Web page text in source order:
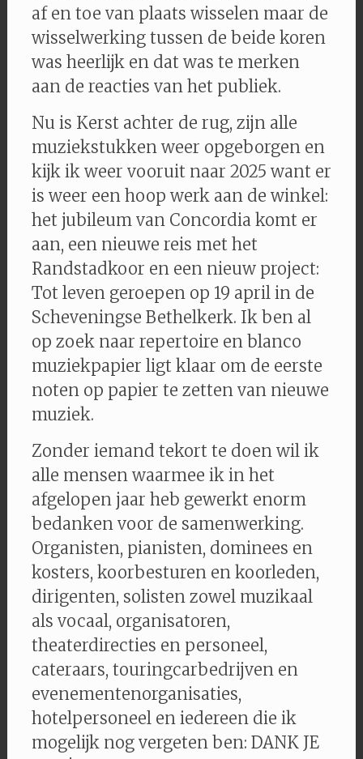
af en toe van plaats wisselen maar de
wisselwerking tussen de beide koren
was heerlijk en dat was te merken
aan de reacties van het publiek.
Nu is Kerst achter de rug, zijn alle
muziekstukken weer opgeborgen en
kijk ik weer vooruit naar 2025 want er
is weer een hoop werk aan de winkel:
het jubileum van Concordia komt er
aan, een nieuwe reis met het
Randstadkoor en een nieuw project:
Tot leven geroepen op 19 april in de
Scheveningse Bethelkerk. Ik ben al
op zoek naar repertoire en blanco
muziekpapier ligt klaar om de eerste
noten op papier te zetten van nieuwe
muziek.
Zonder iemand tekort te doen wil ik
alle mensen waarmee ik in het
afgelopen jaar heb gewerkt enorm
bedanken voor de samenwerking.
Organisten, pianisten, dominees en
kosters, koorbesturen en koorleden,
dirigenten, solisten zowel muzikaal
als vocaal, organisatoren,
theaterdirecties en personeel,
cateraars, touringcarbedrijven en
evenementenorganisaties,
hotelpersoneel en iedereen die ik
mogelijk nog vergeten ben: DANK JE